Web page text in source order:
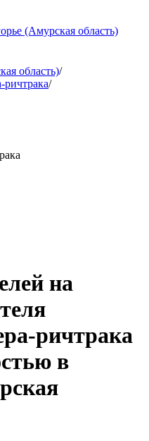
(Амурская область)
область)/
ричтрака/
на
ричтрака
в